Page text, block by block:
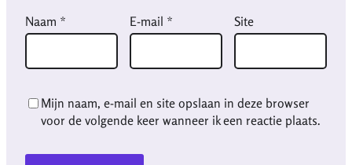
Naam * E-mail * Site
Mijn naam, e-mail en site opslaan in deze browser
voor de volgende keer wanneer ik een reactie plaats.